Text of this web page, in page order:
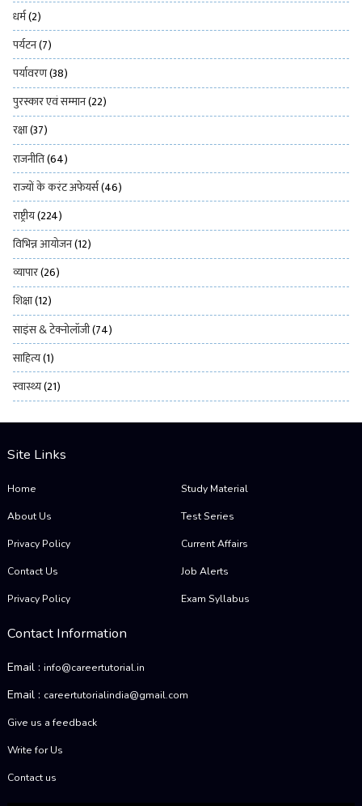
धर्म(2)
पर्यटन(7)
पर्यावरण(38)
पुरस्कार एवं सम्मान(22)
रक्षा(37)
राजनीति(64)
राज्यों के करंट अफेयर्स(46)
राष्ट्रीय(224)
विभिन्न आयोजन(12)
व्यापार(26)
शिक्षा(12)
साइंस & टेक्नोलॉजी(74)
साहित्य(1)
स्वास्थ्य(21)
Site Links
Home
About Us
Privacy Policy
Contact Us
Privacy Policy
Study Material
Test Series
Current Affairs
Job Alerts
Exam Syllabus
Contact Information
Email : info@careertutorial.in
Email : careertutorialindia@gmail.com
Give us a feedback
Write for Us
Contact us